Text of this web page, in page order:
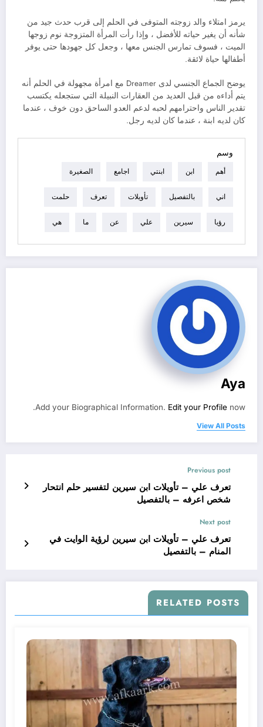
يرمز امتلاء والد زوجته المتوفى في الحلم إلى قرب حدث جيد من
شأنه أن يغير حياته للأفضل ، وإذا رأت المرأة المتزوجة نوم زوجها
الميت ، فسوف تمارس الجنس معها ، وجعل كل جهودها حتى يوفر
أطفالها حياة لائقة.
يوضح الجماع الجنسي لدى Dreamer مع امرأة مجهولة في الحلم أنه
يتم أداءه من قبل العديد من العقارات النبيلة التي ستجعله يكتسب
تقدير الناس واحترامهم لحبه لدعم العدو الساحق دون خوف ، عندما
كان لديه ابنة ، عندما كان لديه رجل.
وسم
أهم ابن ابنتي اجامع الصغيرة
اني بالتفصيل تأويلات تعرف حلمت
رؤيا سيرين علي عن ما هي
Aya
Add your Biographical Information. Edit your Profile now.
View All Posts
Previous post
تعرف علي – تأويلات ابن سيرين لتفسير حلم انتحار
شخص اعرفه – بالتفصيل
Next post
تعرف علي – تأويلات ابن سيرين لرؤية الوايت في
المنام – بالتفصيل
RELATED POSTS